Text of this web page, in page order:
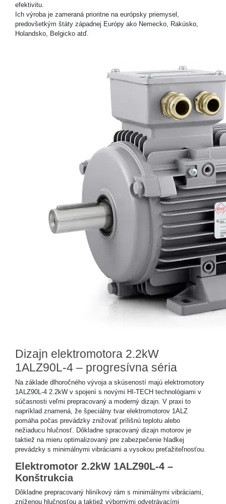
efektivitu.
Ich výroba je zameraná prioritne na európsky priemysel,
predovšetkým štáty západnej Európy ako Nemecko, Rakúsko,
Holandsko, Belgicko atď.
Dizajn elektromotora 2.2kW
1ALZ90L-4 – progresívna séria
Na základe dlhoročného vývoja a skúseností majú elektromotory
1ALZ90L-4 2.2kW v spojení s novými HI-TECH technológiami v
súčasnosti veľmi prepracovaný a moderný dizajn. V praxi to
napríklad znamená, že špeciálny tvar elektromotorov 1ALZ
pomáha počas prevádzky znižovať prílišnú teplotu alebo
nežiaducu hlučnosť. Dôkladne spracovaný dizajn motorov je
taktiež na mieru optimalizovaný pre zabezpečenie hladkej
prevádzky s minimálnymi vibráciami a vysokou preťažiteľnosťou.
Elektromotor 2.2kW 1ALZ90L-4 –
Konštrukcia
Dôkladne prepracovaný hliníkový rám s minimálnymi vibráciami,
zníženou hlučnosťou a taktiež výbornými odvetrávacími